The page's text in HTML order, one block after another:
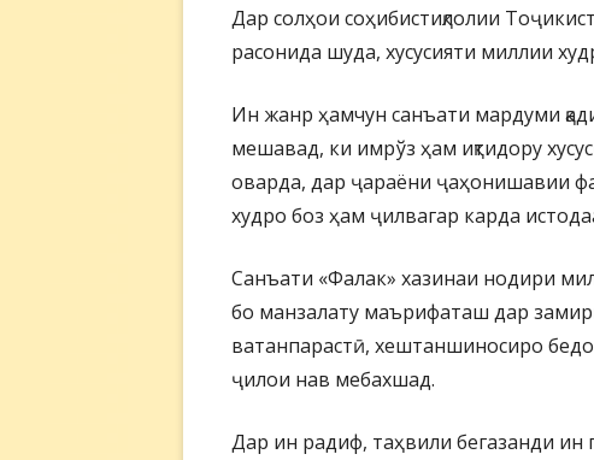
Дар солҳои соҳибистиқлолии
расонида шуда, хусусияти миллии
Ин жанр ҳамчун санъати мардуми
мешавад, ки имрўз ҳам иқтидору
оварда, дар ҷараёни ҷаҳонишавии
худро боз ҳам ҷилвагар карда
Санъати «Фалак» хазинаи нодири
бо манзалату маърифаташ дар
ватанпарастӣ, хештаншиносиро
ҷилои нав мебахшад.
Дар ин радиф, таҳвили бегазанди